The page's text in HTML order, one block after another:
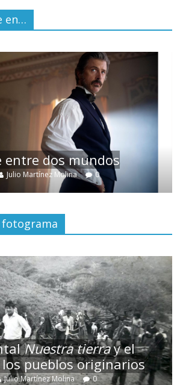
en…
entre dos mundos
Julio Martínez Molina 0
fotograma
Nuestra tierray el
pueblos originarios
Julio Martínez Molina 0